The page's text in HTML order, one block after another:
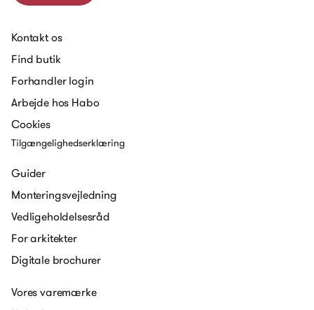
Kontakt os
Find butik
Forhandler login
Arbejde hos Habo
Cookies
Tilgængelighedserklæring
Guider
Monteringsvejledning
Vedligeholdelsesråd
For arkitekter
Digitale brochurer
Vores varemærke